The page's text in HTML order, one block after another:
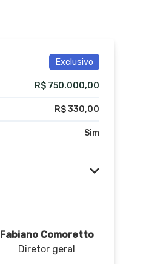
Exclusivo
R$ 750.000,00
R$ 330,00
Sim
Fabiano Comoretto
Diretor geral